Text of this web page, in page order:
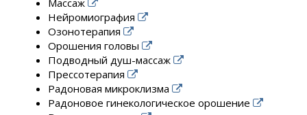
Массаж
Нейромиография
Озонотерапия
Орошения головы
Подводный душ-массаж
Прессотерапия
Радоновая микроклизма
Радоновое гинекологическое орошение